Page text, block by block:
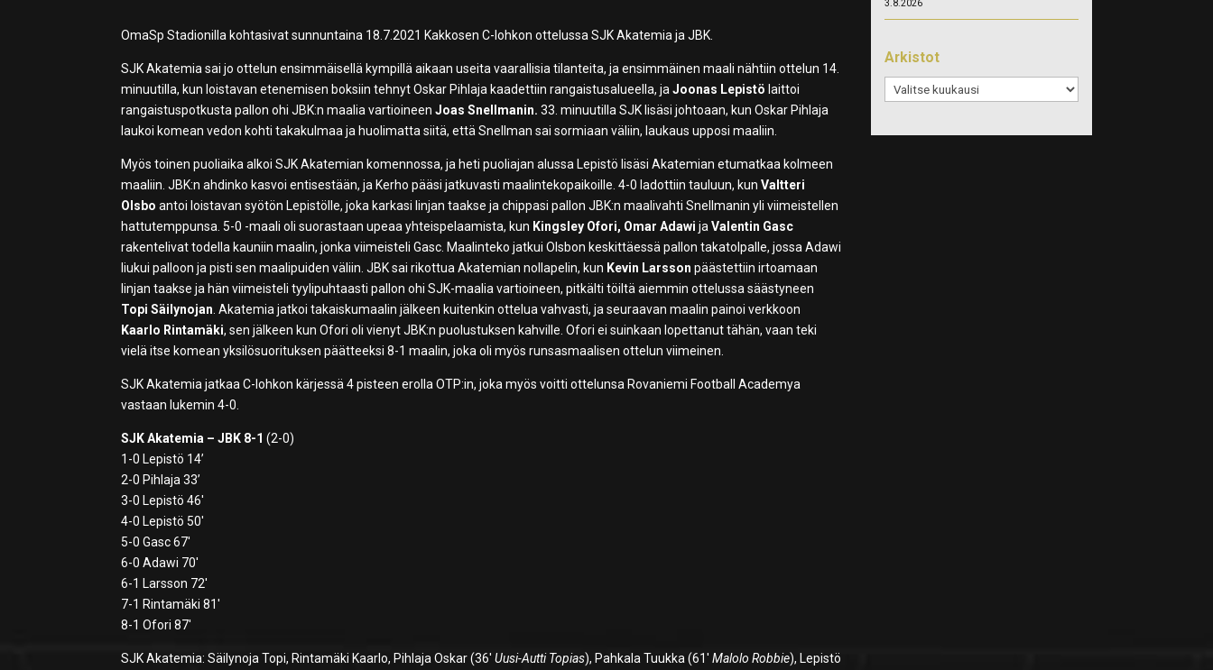
OmaSp Stadionilla kohtasivat sunnuntaina 18.7.2021 Kakkosen C-lohkon ottelussa SJK Akatemia ja JBK.
SJK Akatemia sai jo ottelun ensimmäisellä kympillä aikaan useita vaarallisia tilanteita, ja ensimmäinen maali nähtiin ottelun 14.
minuutilla, kun loistavan etenemisen boksiin tehnyt Oskar Pihlaja kaadettiin rangaistusalueella, jaJoonas Lepistö laittoi
rangaistuspotkusta pallon ohi JBK:n maalia vartioineenJoas Snellmanin.33. minuutilla SJK lisäsi johtoaan, kun Oskar Pihlaja
laukoi komean vedon kohti takakulmaa ja huolimatta siitä, että Snellman sai sormiaan väliin, laukaus upposi maaliin.
Myös toinen puoliaika alkoi SJK Akatemian komennossa, ja heti puoliajan alussa Lepistö lisäsi Akatemian etumatkaa kolmeen
maaliin. JBK:n ahdinko kasvoi entisestään, ja Kerho pääsi jatkuvasti maalintekopaikoille. 4-0 ladottiin tauluun, kunValtteri
Olsbo antoi loistavan syötön Lepistölle, joka karkasi linjan taakse ja chippasi pallon JBK:n maalivahti Snellmanin yli viimeistellen
hattutemppunsa. 5-0 -maali oli suorastaan upeaa yhteispelaamista, kun Kingsley Ofori, Omar Adawi jaValentin Gasc
rakentelivat todella kauniin maalin, jonka viimeisteli Gasc. Maalinteko jatkui Olsbon keskittäessä pallon takatolpalle, jossa Adawi
liukui palloon ja pisti sen maalipuiden väliin. JBK sai rikottua Akatemian nollapelin, kun Kevin Larsson päästettiin irtoamaan
linjan taakse ja hän viimeisteli tyylipuhtaasti pallon ohi SJK-maalia vartioineen, pitkälti töiltä aiemmin ottelussa säästyneen
Topi Säilynojan . Akatemia jatkoi takaiskumaalin jälkeen kuitenkin ottelua vahvasti, ja seuraavan maalin painoi verkkoon
Kaarlo Rintamäki, sen jälkeen kun Ofori oli vienyt JBK:n puolustuksen kahville. Ofori ei suinkaan lopettanut tähän, vaan teki
vielä itse komean yksilösuorituksen päätteeksi 8-1 maalin, joka oli myös runsasmaalisen ottelun viimeinen.
SJK Akatemia jatkaa C-lohkon kärjessä 4 pisteen erolla OTP:in, joka myös voitti ottelunsa Rovaniemi Football Academya
vastaan lukemin 4-0.
SJK Akatemia – JBK 8-1 (2-0)
1-0 Lepistö 14’
2-0 Pihlaja 33’
3-0 Lepistö 46′
4-0 Lepistö 50′
5-0 Gasc 67′
6-0 Adawi 70′
6-1 Larsson 72′
7-1 Rintamäki 81′
8-1 Ofori 87′
SJK Akatemia: Säilynoja Topi, Rintamäki Kaarlo, Pihlaja Oskar (36′Uusi-Autti Topias), Pahkala Tuukka (61′Malolo Robbie), Lepistö
3.8.2026
Arkistot
Arkistot